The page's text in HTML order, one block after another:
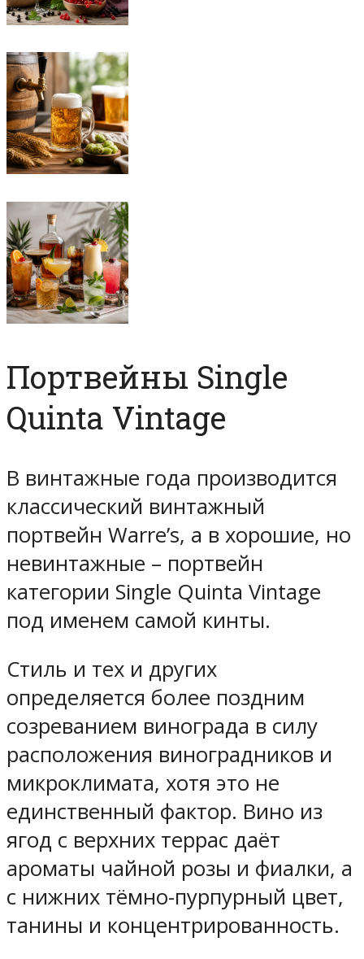
Портвейны Single
Quinta Vintage
В винтажные года производится
классический винтажный
портвейн Warre’s, а в хорошие, но
невинтажные – портвейн
категории Single Quinta Vintage
под именем самой кинты.
Стиль и тех и других
определяется более поздним
созреванием винограда в силу
расположения виноградников и
микроклимата, хотя это не
единственный фактор. Вино из
ягод с верхних террас даёт
ароматы чайной розы и фиалки, а
с нижних тёмно-пурпурный цвет,
танины и концентрированность.